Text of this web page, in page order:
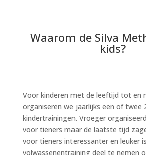
Waarom de Silva
kids?
Voor kinderen met de leeftijd tot en
organiseren we jaarlijks een of twee
kindertrainingen. Vroeger
voor tieners maar de laatste tijd
voor tieners interessanter en leuker
volwassenentraining deel te nemen